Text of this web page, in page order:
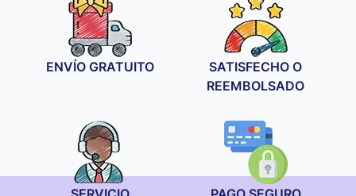
ENVÍO GRATUITO
SATISFECHO O
REEMBOLSADO